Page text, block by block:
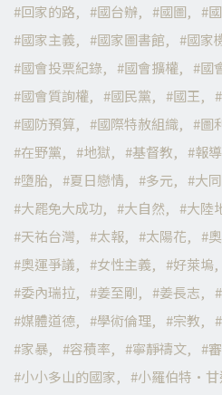
回家的路
國台辦 國圖
國家主義
國家圖書館
國家
國會投票紀錄
國會擴權 國
國會質詢權
國民黨 國王
國防預算
國際特赦組織 圖
在野黨
地獄 基督教 報
墮胎
夏日戀情 多元 大同
大罷免大成功
大自然 大陸
天祐台灣
太報 太陽花
奧運爭議
女性主義 好萊塢
委內瑞拉
姜至剛 姜長志
媒體道德
學術倫理 宗教
家暴
容積率 寧靜禱文
小小多山的國家
小羅伯特·甘